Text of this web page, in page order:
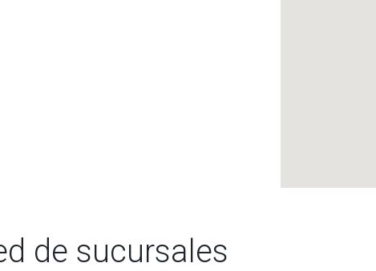
de sucursales